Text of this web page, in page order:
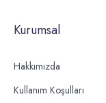
Kurumsal
Hakkımızda
Kullanım Koşulları